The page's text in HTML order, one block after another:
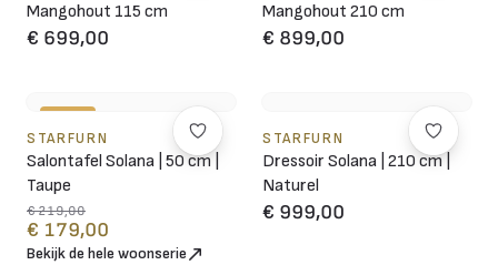
Mangohout 115 cm
€ 699,00
Mangohout 210 cm
€ 899,00
STARFURN
Salontafel Solana | 50 cm |
Taupe
€ 219,00
€ 179,00
STARFURN
Dressoir Solana | 210 cm |
Naturel
€ 999,00
Bekijk de hele woonserie